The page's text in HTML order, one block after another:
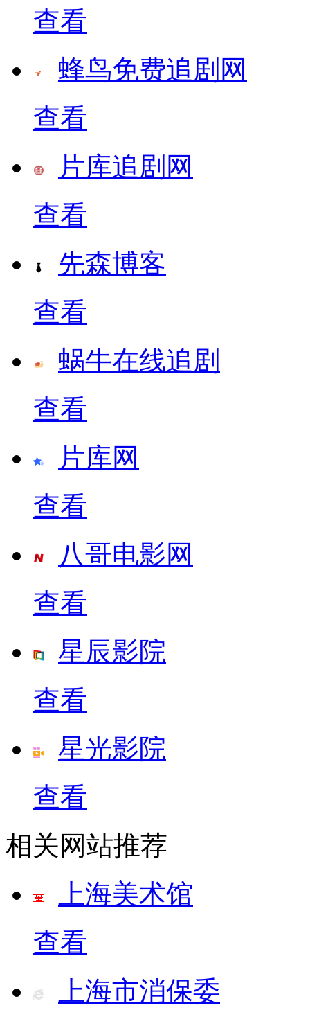
查看
蜂鸟免费追剧网
查看
片库追剧网
查看
先森博客
查看
蜗牛在线追剧
查看
片库网
查看
八哥电影网
查看
星辰影院
查看
星光影院
查看
相关网站推荐
上海美术馆
查看
上海市消保委